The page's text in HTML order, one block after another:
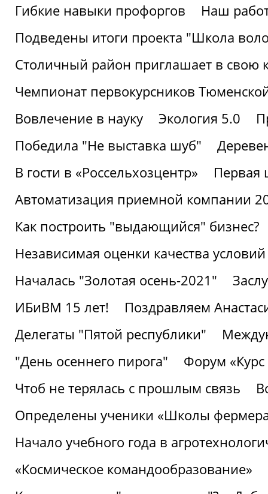
Гибкие навыки профоргов
Наш
Подведены итоги проекта "Школа
Столичный район приглашает в свою
Чемпионат первокурсников
Вовлечение в науку
Экология 5.0
Победила "Не выставка шуб"
В гости в «Россельхозцентр»
Первая
Автоматизация приемной компании
Как построить "выдающийся" бизнес?
Независимая оценки качества
Началась "Золотая осень-2021"
ИБиВМ 15 лет!
Поздравляем
Делегаты "Пятой республики"
"День осеннего пирога"
Форум «Курс
Чтоб не терялась с прошлым связь
Определены ученики «Школы
Начало учебного года в
«Космическое командообразование»